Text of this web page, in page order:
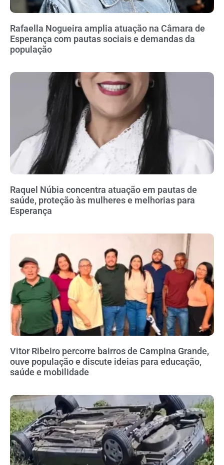
Rafaella Nogueira amplia atuação na Câmara de
Esperança com pautas sociais e demandas da
população
Raquel Núbia concentra atuação em pautas de
saúde, proteção às mulheres e melhorias para
Esperança
Vitor Ribeiro percorre bairros de Campina Grande,
ouve população e discute ideias para educação,
saúde e mobilidade